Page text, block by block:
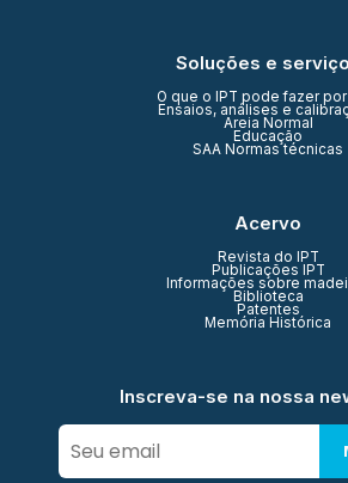
Soluções e
O que o IPT pode fazer
Ensaios, análises e
Areia Normal
Educação
SAA Normas técnicas
Acervo
Revista do IPT
Publicações IPT
Informações sobre
Biblioteca
Patentes
Memória Histórica
Inscreva-se na nossa